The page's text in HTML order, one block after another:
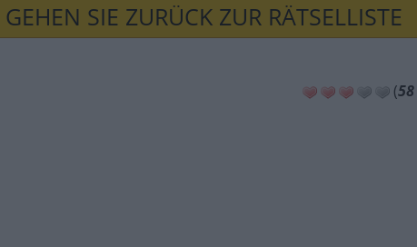
GEHEN SIE ZURÜCK ZUR RÄTSELLISTE
(58